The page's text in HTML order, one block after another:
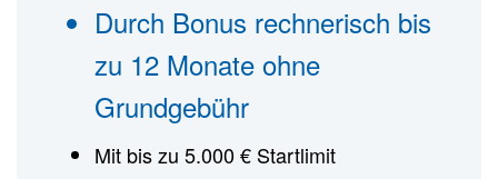
Durch Bonus rechnerisch bis
zu 12 Monate ohne
Grundgebühr
Mit bis zu 5.000 € Startlimit